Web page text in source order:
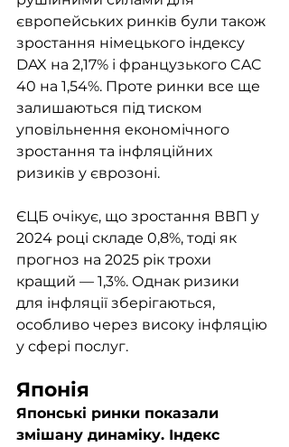
європейських ринків були також
зростання німецького індексу
DAX на 2,17% і французького CAC
40 на 1,54%. Проте ринки все ще
залишаються під тиском
уповільнення економічного
зростання та інфляційних
ризиків у єврозоні.
ЄЦБ очікує, що зростання ВВП у
2024 році складе 0,8%, тоді як
прогноз на 2025 рік трохи
кращий — 1,3%. Однак ризики
для інфляції зберігаються,
особливо через високу інфляцію
у сфері послуг.
Японія
Японські ринки показали
змішану динаміку. Індекс